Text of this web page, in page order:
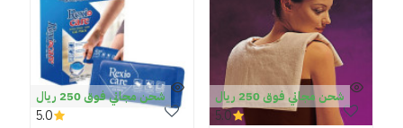
شحن مجاني فوق 250 ريال
5.0
شحن مجاني فوق 250 ريال
5.0